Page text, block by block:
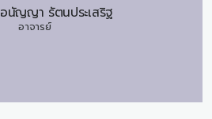
อนัญญา รัตนประเสริฐ
อาจารย์